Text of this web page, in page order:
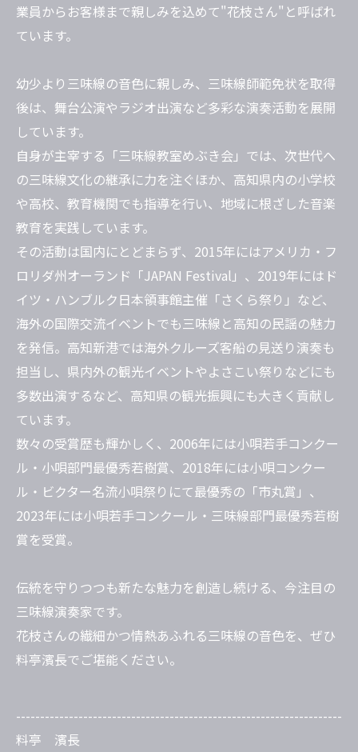
業員からお客様まで親しみを込めて"花枝さん"と呼ばれ
ています。
幼少より三味線の音色に親しみ、三味線師範免状を取得
後は、舞台公演やラジオ出演など多彩な演奏活動を展開
しています。
自身が主宰する「三味線教室めぶき会」では、次世代へ
の三味線文化の継承に力を注ぐほか、高知県内の小学校
や高校、教育機関でも指導を行い、地域に根ざした音楽
教育を実践しています。
その活動は国内にとどまらず、2015年にはアメリカ・フ
ロリダ州オーランド「JAPAN Festival」、2019年にはド
イツ・ハンブルク日本領事館主催「さくら祭り」など、
海外の国際交流イベントでも三味線と高知の民謡の魅力
を発信。高知新港では海外クルーズ客船の見送り演奏も
担当し、県内外の観光イベントやよさこい祭りなどにも
多数出演するなど、高知県の観光振興にも大きく貢献し
ています。
数々の受賞歴も輝かしく、2006年には小唄若手コンクー
ル・小唄部門最優秀若樹賞、2018年には小唄コンクー
ル・ビクター名流小唄祭りにて最優秀の「市丸賞」、
2023年には小唄若手コンクール・三味線部門最優秀若樹
賞を受賞。
伝統を守りつつも新たな魅力を創造し続ける、今注目の
三味線演奏家です。
花枝さんの繊細かつ情熱あふれる三味線の音色を、ぜひ
料亭濱長でご堪能ください。
--------------------------------------------------------------------
料亭 濱長